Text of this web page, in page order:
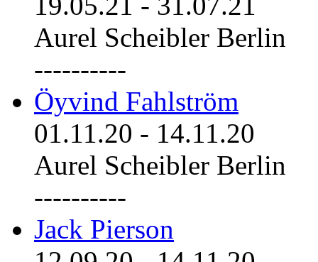
Aurel Scheibler Berlin
----------
Öyvind Fahlström
01.11.20 - 14.11.20
Aurel Scheibler Berlin
----------
Jack Pierson